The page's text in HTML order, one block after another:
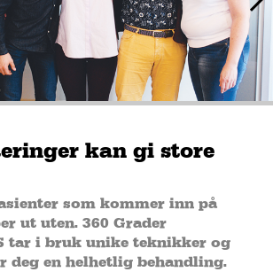
kan gi store
som kommer inn på
ut uten. 360 Grader
tar i bruk unike teknikker og
deg en helhetlig behandling.